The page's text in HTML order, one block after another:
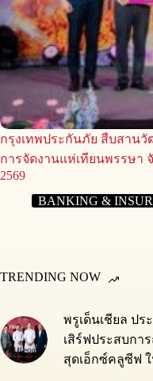
กรุงเทพประกันภัย สืบสาน
การจัดงานแห่เทียนพรรษา
2569
BANKING &
TRENDING NOW
พรูเด็นเชียล ปร
เสิร์ฟประสบกา
สุดเอ็กซ์คลูซีฟ ใ